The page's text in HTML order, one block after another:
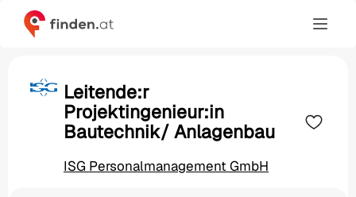
Leitende:r
Projektingenieur:in
Bautechnik/ Anlagenbau
ISG Personalmanagement GmbH